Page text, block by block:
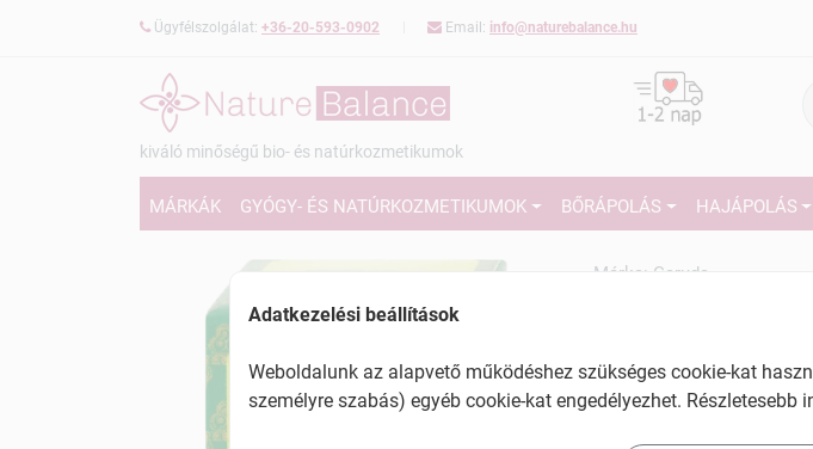
Ügyfélszolgálat: +36-20-593-0902 Email: info@naturebalance.hu
kiváló minőségű bio- és natúrkozmetikumok
MÁRKÁK GYÓGY- ÉS NATÚRKOZMETIKUMOK BŐRÁPOLÁS HAJÁPOLÁS
Márka: Garuda
Ápoló balzsam a
enyhítésére
Adatkezelési beállítások
Weboldalunk az alapvető működéshez szükséges cookie-kat
személyre szabás) egyéb cookie-kat engedélyezhet. Részletesebb